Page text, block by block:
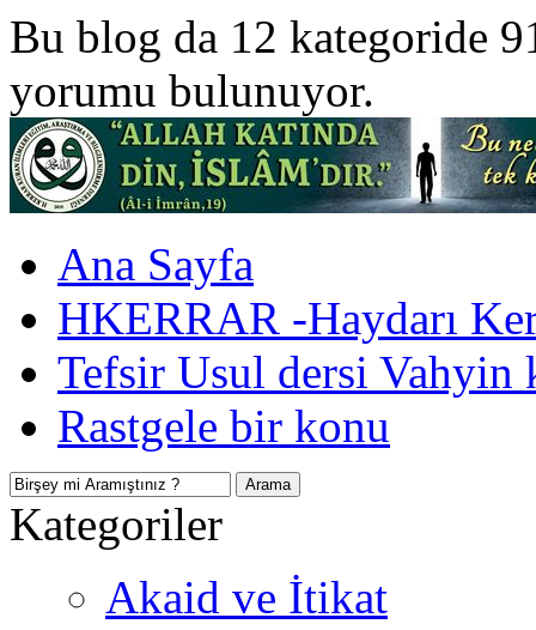
Bu blog da 12 kategoride
yorumu bulunuyor.
Ana Sayfa
HKERRAR -Haydarı
Tefsir Usul dersi Vahyin
Rastgele bir konu
Kategoriler
Akaid ve İtikat